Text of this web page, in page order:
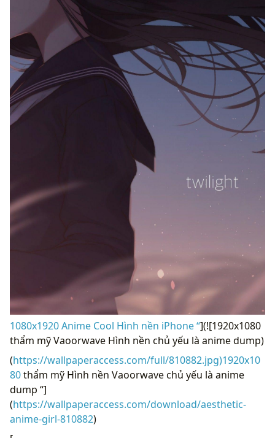
1080x1920 Anime Cool Hình nền iPhone “](![1920x1080
thẩm mỹ Vaoorwave Hình nền chủ yếu là anime dump)
(https://wallpaperaccess.com/full/810882.jpg)1920x10
80thẩm mỹ Hình nền Vaoorwave chủ yếu là anime
dump “]
(https://wallpaperaccess.com/download/aesthetic-
anime-girl-810882)